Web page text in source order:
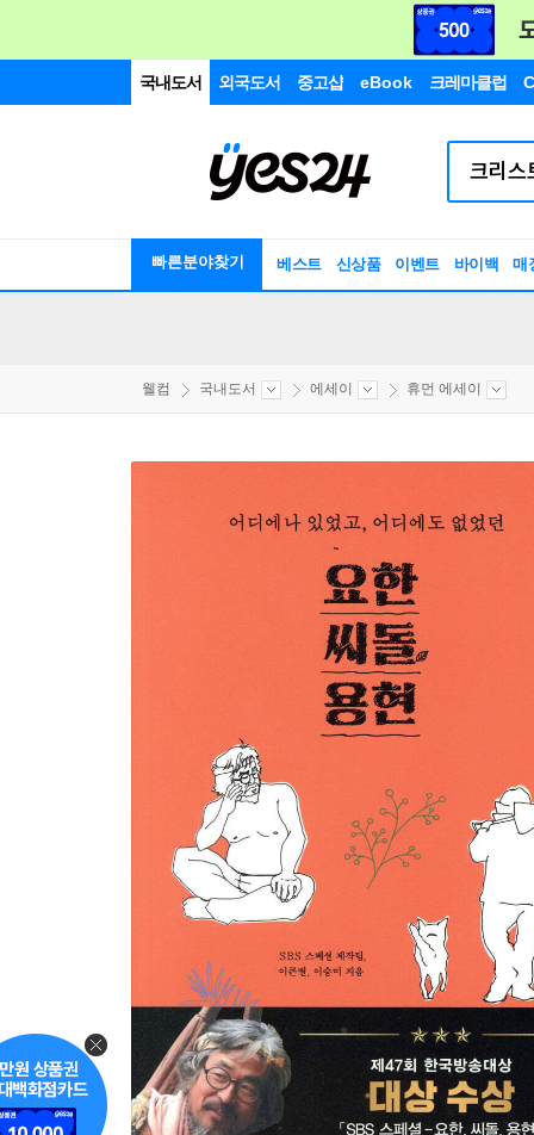
국내도서 외국도서 중고샵 eBook 크레마클럽
빠른분야찾기 베스트 신상품 이벤트 바이백 매
웰컴 국내도서 에세이 휴먼 에세이